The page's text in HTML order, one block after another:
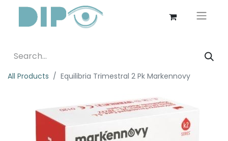
All Products Equilibria Trimestral 2 Pk Markennovy